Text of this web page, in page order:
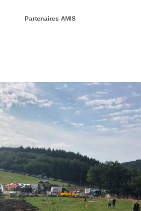
Partenaires AMIS